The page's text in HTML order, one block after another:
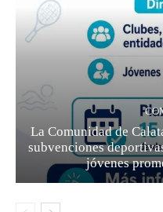
La Comunidad de
subvenciones
jóvenes